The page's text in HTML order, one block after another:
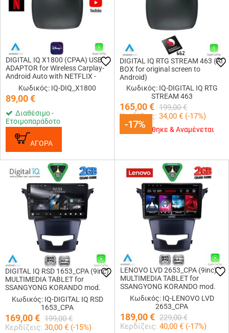
DIGITAL IQ X1800 (CPAA) USB
ADAPTOR for Wireless Carplay-
Android Auto with NETFLIX -
YOUTUBE - DISNEY+
Κωδικός: IQ-DIQ_X1800
89,00€
Διαθέσιμο -
Ετοιμοπαράδοτο
ΑΓΟΡΑ
-17%
DIGITAL IQ RTG STREAM 463 (AI
BOX for original screen to
Android)
Κωδικός: IQ-DIGITAL IQ RTG
STREAM 463
165,00€ 199,00 €
Κερδίζεις: 34,00 € (-17%)
-17%
Εξαντλήθηκε & Αναμένεται
DIGITAL IQ RSD 1653_CPA (9inc)
MULTIMEDIA TABLET for
SSANGYONG KORANDO mod.
2014-2019
Κωδικός: IQ-DIGITAL IQ RSD
1653_CPA
169,00€ 199,00 €
Κερδίζεις: 30,00 € (-15%)
LENOVO LVD 2653_CPA (9inc)
MULTIMEDIA TABLET for
SSANGYONG KORANDO mod.
2014-2019
Κωδικός: IQ-LENOVO LVD
2653_CPA
189,00€ 229,00 €
Κερδίζεις: 40,00 € (-17%)